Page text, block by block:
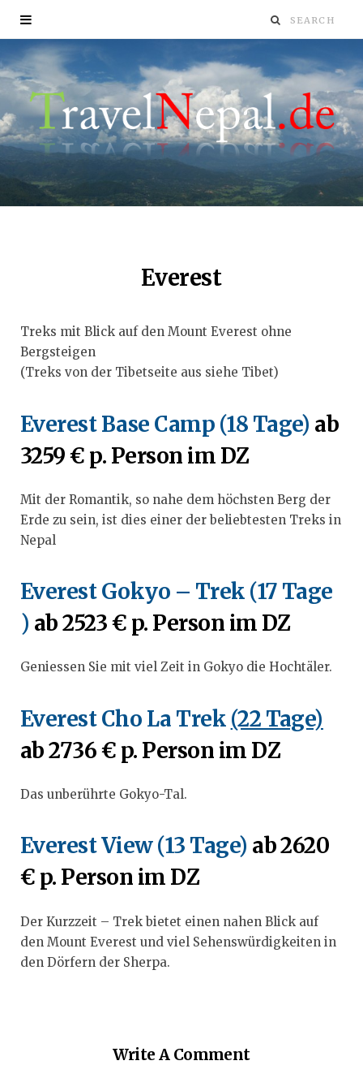
Everest
Treks mit Blick auf den Mount Everest ohne
Bergsteigen
(Treks von der Tibetseite aus siehe Tibet)
Everest Base Camp (18 Tage) ab
3259 € p. Person im DZ
Mit der Romantik, so nahe dem höchsten Berg der
Erde zu sein, ist dies einer der beliebtesten Treks in
Nepal
Everest Gokyo – Trek (17 Tage
) ab 2523 € p. Person im DZ
Geniessen Sie mit viel Zeit in Gokyo die Hochtäler.
Everest Cho La Trek (22 Tage)
ab 2736 € p. Person im DZ
Das unberührte Gokyo-Tal.
Everest View (13 Tage) ab 2620
€ p. Person im DZ
Der Kurzzeit – Trek bietet einen nahen Blick auf
den Mount Everest und viel Sehenswürdigkeiten in
den Dörfern der Sherpa.
Write A Comment